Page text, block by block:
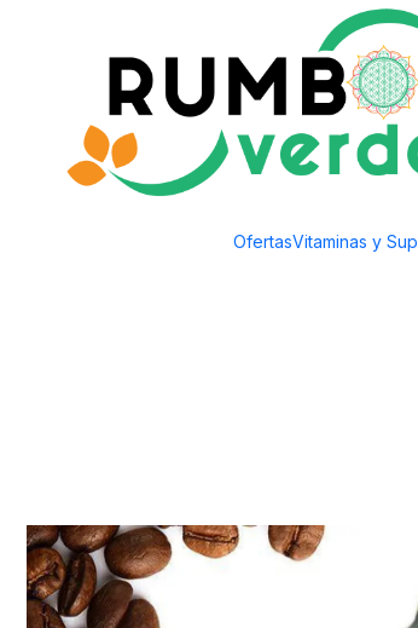
OfertasVitaminas y
Envío gratis por compras sobre los 59.990 en la provincia de
Bebidas Naturales Tea, Coffee and Mate